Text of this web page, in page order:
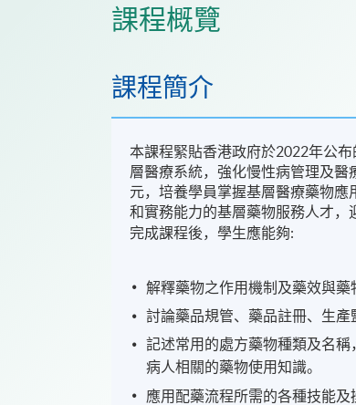
課程概覽
課程簡介
本課程緊貼香港政府於2022年公
層醫療系統，強化慢性病管理及
元，培養學員掌握基層醫療藥物
和實務能力的基層藥物服務人才，
完成課程後，學生應能夠:
解釋藥物之作用機制及藥效與藥
討論藥品規管、藥品註冊、生產
記述常用的處方藥物種類及名
病人相關的藥物使用知識。
應用配藥流程所需的各種技能